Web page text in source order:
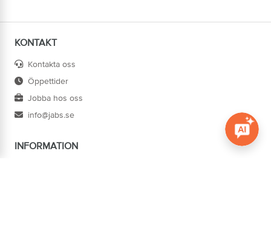
KONTAKT
Kontakta oss
Öppettider
Jobba hos oss
info@jabs.se
INFORMATION